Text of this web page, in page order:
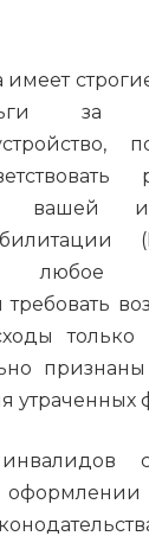
за
вашей
любое
требовать
только
утраченных